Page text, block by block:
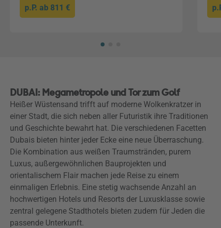
p.P. ab 811 €
DUBAI: Megametropole und Tor zum Golf
Heißer Wüstensand trifft auf moderne Wolkenkratzer in
einer Stadt, die sich neben aller Futuristik ihre Traditionen
und Geschichte bewahrt hat. Die verschiedenen Facetten
Dubais bieten hinter jeder Ecke eine neue Überraschung.
Die Kombination aus weißen Traumstränden, purem
Luxus, außergewöhnlichen Bauprojekten und
orientalischem Flair machen jede Reise zu einem
einmaligen Erlebnis. Eine stetig wachsende Anzahl an
hochwertigen Hotels und Resorts der Luxusklasse sowie
zentral gelegene Stadthotels bieten zudem für Jeden die
passende Unterkunft.